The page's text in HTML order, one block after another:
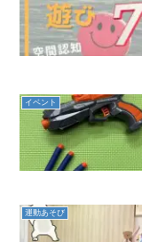
イベント
運動あそび